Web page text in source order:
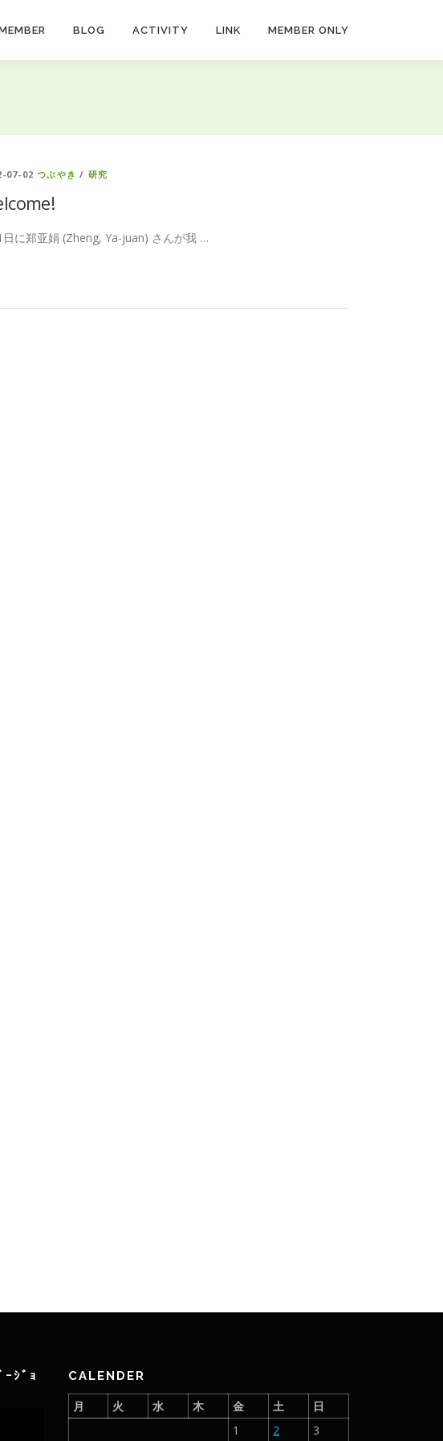
BLOG ACTIVITY LINK MEMBER ONLY
07-02つぶやき / 研究
日に郑亚娟 (Zheng, Ya-juan) さんが我 …
ｰｼﾞｮ
CALENDER
月 火 水 木 金 土
日
1
2 3